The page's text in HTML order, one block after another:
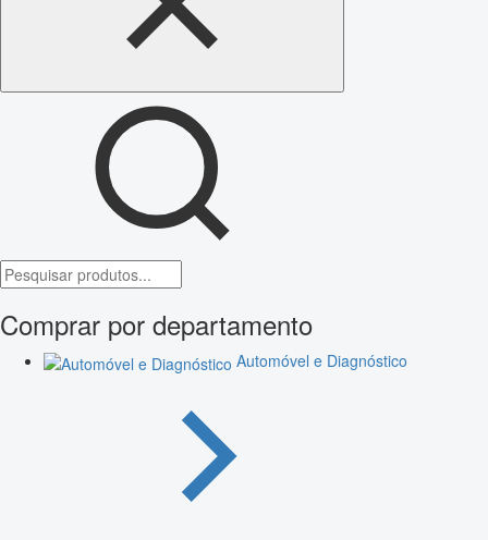
Comprar por departamento
Automóvel e Diagnóstico